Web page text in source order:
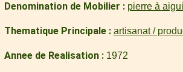
Denomination de Mobilier pierre à
Thematique Principale artisanat /
Annee de Realisation 1972